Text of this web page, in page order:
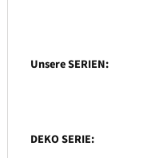
Unsere SERIEN:
DEKO SERIE: